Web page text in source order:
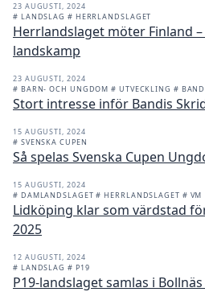
23 AUGUSTI, 2024
# LANDSLAG # HERRLANDSLAGET
Herrlandslaget möter Finland
landskamp
23 AUGUSTI, 2024
# BARN- OCH UNGDOM# UTVECKLING #
Stort intresse inför Bandis
15 AUGUSTI, 2024
# SVENSKA CUPEN
Så spelas Svenska Cupen
15 AUGUSTI, 2024
# DAMLANDSLAGET# HERRLANDSLAGET # VM
Lidköping klar som värdstad
2025
12 AUGUSTI, 2024
# LANDSLAG # P19
P19-landslaget samlas i